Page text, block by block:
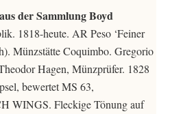
der Sammlung Boyd
1818-heute. AR Peso ‘Feiner
Münzstätte Coquimbo. Gregorio
Hagen, Münzprüfer. 1828
bewertet MS 63,
WINGS. Fleckige Tönung auf